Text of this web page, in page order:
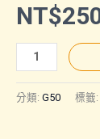
NT$
G50
｜
分類: G50 標籤: